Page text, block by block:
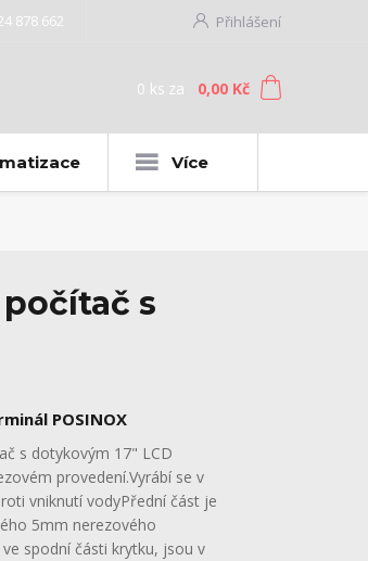
Přihlášení
878 662
0 ks za 0,00 Kč
Více
počítač s
POSINOX
s dotykovým 17" LCD
provedení.Vyrábí se v
vniknutí vodyPřední část je
5mm nerezového
spodní části krytku, jsou v